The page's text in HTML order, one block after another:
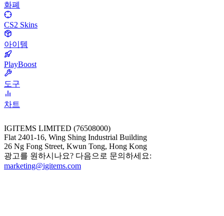
화폐
CS2 Skins
아이템
PlayBoost
도구
차트
IGITEMS LIMITED (76508000)
Flat 2401-16, Wing Shing Industrial Building
26 Ng Fong Street, Kwun Tong, Hong Kong
광고를 원하시나요? 다음으로 문의하세요:
marketing@igitems.com